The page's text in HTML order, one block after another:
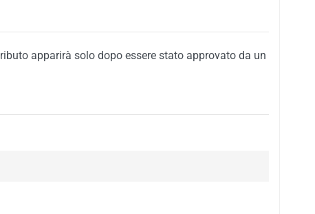
privacy di qualsiasi cittadino
nei confronti di qualsiasi razza, popolo, cultura,
al rispetto del buon costume o contenenti
propaganda politica, di partito o di fazione, che
delle regole precedenti comporterà la non
apparirà solo dopo essere stato approvato da un